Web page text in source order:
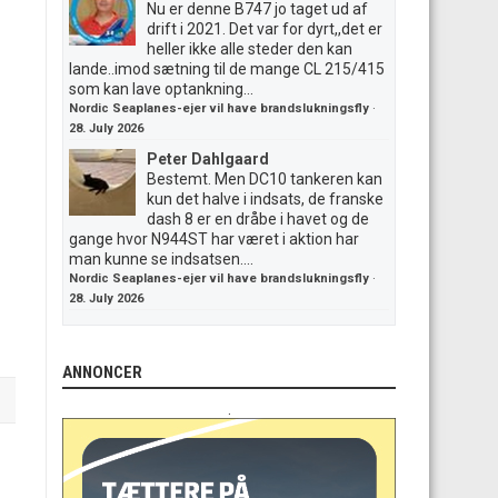
Nu er denne B747 jo taget ud af
drift i 2021. Det var for dyrt,,det er
heller ikke alle steder den kan
lande..imod sætning til de mange CL 215/415
som kan lave optankning...
Nordic Seaplanes-ejer vil have brandslukningsfly ·
28. July 2026
Peter Dahlgaard
Bestemt. Men DC10 tankeren kan
kun det halve i indsats, de franske
dash 8 er en dråbe i havet og de
gange hvor N944ST har været i aktion har
man kunne se indsatsen....
Nordic Seaplanes-ejer vil have brandslukningsfly ·
28. July 2026
ANNONCER